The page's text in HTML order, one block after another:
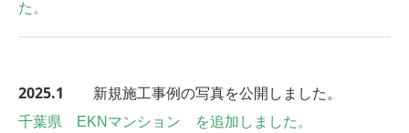
た。
2025.1
新規施工事例の写真を公開しました。
千葉県 EKNマンション を追加しました。